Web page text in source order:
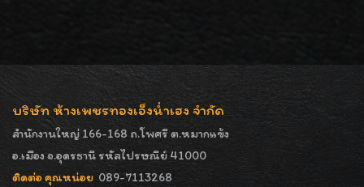
บริษัท ห้างเพชรทองเอ็งน่ำเฮง จำกัด
สำนักงานใหญ่ 166-168 ถ.โพศรี ต.หมากแข้ง
อ.เมือง จ.อุดรธานี รหัสไปรษณีย์ 41000
ติดต่อ คุณหน่อย 089-7113268